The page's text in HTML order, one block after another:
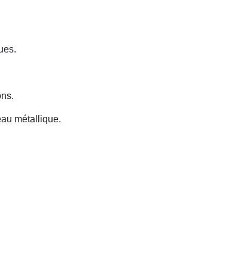
métallique.